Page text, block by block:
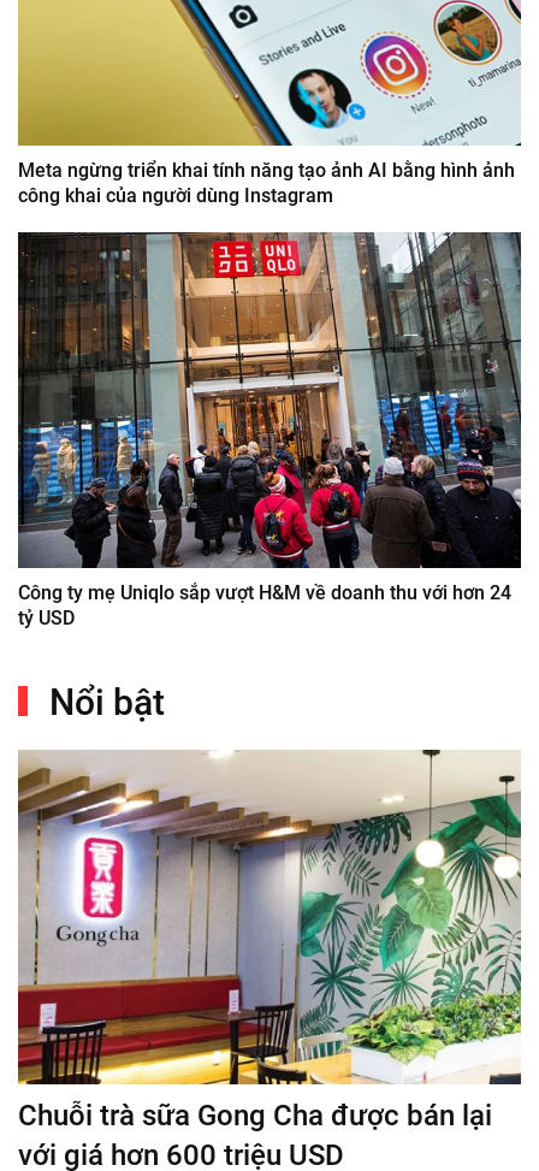
Meta ngừng triển khai tính năng tạo ảnh AI bằng hình ảnh
công khai của người dùng Instagram
Công ty mẹ Uniqlo sắp vượt H&M về doanh thu với hơn 24
tỷ USD
Nổi bật
Chuỗi trà sữa Gong Cha được bán lại
với giá hơn 600 triệu USD